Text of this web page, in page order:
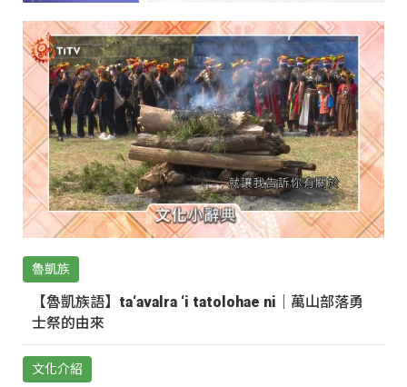
魯凱族
【魯凱族語】ta‘avalra ‘i tatolohae ni｜萬山部落勇
士祭的由來
文化介紹